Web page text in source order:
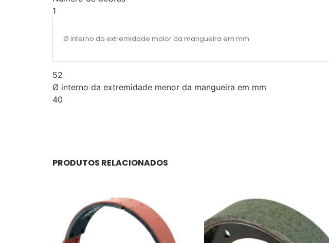
1
Ø interno da extremidade maior da mangueira em mm
52
Ø interno da extremidade menor da mangueira em mm
40
PRODUTOS RELACIONADOS